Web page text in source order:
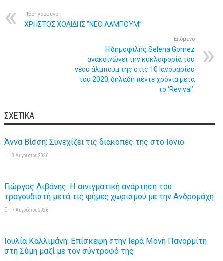
Προηγούμενο
ΧΡΗΣΤΟΣ ΧΟΛΙΔΗΣ ”ΝΕΟ ΑΛΜΠΟΥΜ”
Επόμενο
Η δημοφιλής Selena Gomez
ανακοινώνει την κυκλοφορία του
νέου άλμπουμ της στις 10 Ιανουαρίου
του 2020, δηλαδή πέντε χρόνια μετά
το ‘Revival’.
ΣΧΕΤΙΚΆ
Άννα Βίσση: Συνεχίζει τις διακοπές της στο Ιόνιο
8 Αυγούστου 2026
Γιώργος Λιβάνης: Η αινιγματική ανάρτηση του
τραγουδιστή μετά τις φήμες χωρισμού με την Ανδρομάχη
7 Αυγούστου 2026
Ιουλία Καλλιμάνη: Επίσκεψη στην Ιερά Μονή Πανορμίτη
στη Σύμη μαζί με τον σύντροφό της